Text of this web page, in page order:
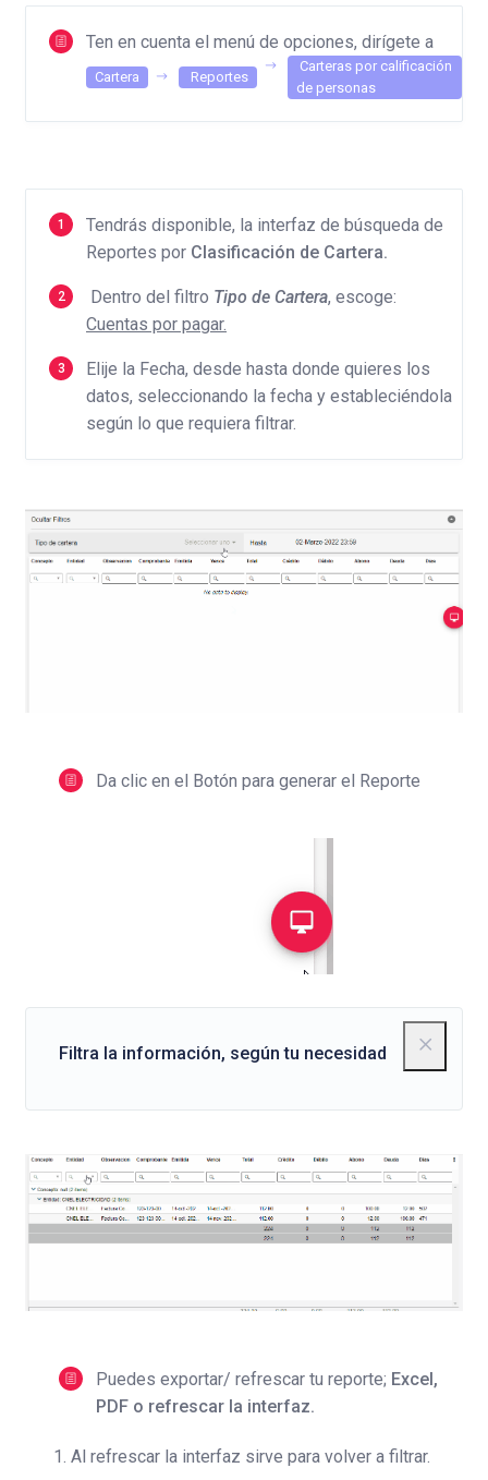
Ten en cuenta el menú de opciones, dirígete a
Cartera Reportes
Carteras por calificación
de personas
Tendrás disponible, la interfaz de búsqueda de
Reportes por Clasificación de Cartera.
Dentro del filtro Tipo de Cartera, escoge:
Cuentas por pagar.
Elije la Fecha, desde hasta donde quieres los
datos, seleccionando la fecha y estableciéndola
según lo que requiera filtrar.
Da clic en el Botón para generar el Reporte
Filtra la información, según tu necesidad
Puedes exportar/ refrescar tu reporte; Excel,
PDF o refrescar la interfaz.
Al refrescar la interfaz sirve para volver a filtrar.